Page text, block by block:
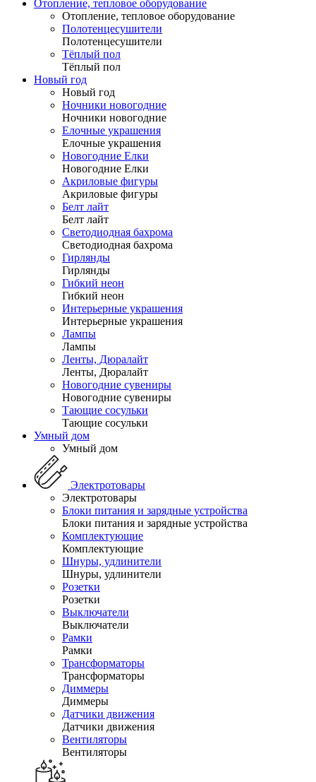
Отопление, тепловое оборудование
Отопление, тепловое оборудование
Полотенцесушители
Полотенцесушители
Тёплый пол
Тёплый пол
Новый год
Новый год
Ночники новогодние
Ночники новогодние
Елочные украшения
Елочные украшения
Новогодние Елки
Новогодние Елки
Акриловые фигуры
Акриловые фигуры
Белт лайт
Белт лайт
Светодиодная бахрома
Светодиодная бахрома
Гирлянды
Гирлянды
Гибкий неон
Гибкий неон
Интерьерные украшения
Интерьерные украшения
Лампы
Лампы
Ленты, Дюралайт
Ленты, Дюралайт
Новогодние сувениры
Новогодние сувениры
Тающие сосульки
Тающие сосульки
Умный дом
Умный дом
Электротовары
Электротовары
Блоки питания и зарядные устройства
Блоки питания и зарядные устройства
Комплектующие
Комплектующие
Шнуры, удлинители
Шнуры, удлинители
Розетки
Розетки
Выключатели
Выключатели
Рамки
Рамки
Трансформаторы
Трансформаторы
Диммеры
Диммеры
Датчики движения
Датчики движения
Вентиляторы
Вентиляторы